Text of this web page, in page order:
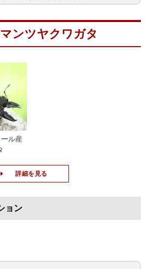
ンツヤクワガタ
ル産
詳細を見る
ョン